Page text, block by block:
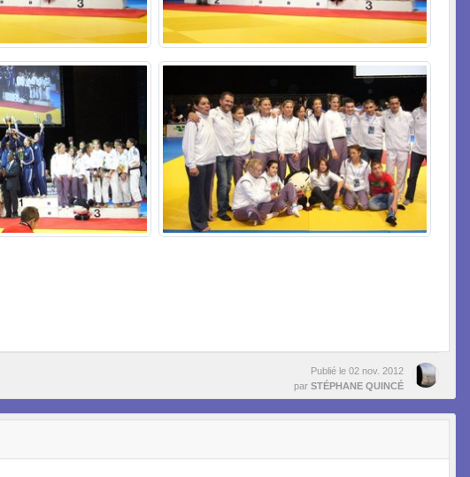
Publié le 02 nov. 2012
par STÉPHANE QUINCÉ